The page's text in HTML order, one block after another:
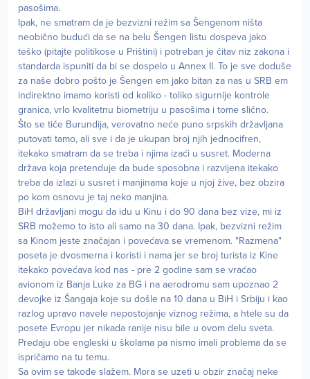
pasošima.
Ipak, ne smatram da je bezvizni režim sa Šengenom ništa
neobično budući da se na belu Šengen listu dospeva jako
teško (pitajte politikose u Prištini) i potreban je čitav niz zakona i
standarda ispuniti da bi se dospelo u Annex II. To je sve doduše
za naše dobro pošto je Šengen em jako bitan za nas u SRB em
indirektno imamo koristi od koliko - toliko sigurnije kontrole
granica, vrlo kvalitetnu biometriju u pasošima i tome slično.
Što se tiče Burundija, verovatno neće puno srpskih državljana
putovati tamo, ali sve i da je ukupan broj njih jednocifren,
itekako smatram da se treba i njima izaći u susret. Moderna
država koja pretenduje da bude sposobna i razvijena itekako
treba da izlazi u susret i manjinama koje u njoj žive, bez obzira
po kom osnovu je taj neko manjina.
BiH državljani mogu da idu u Kinu i do 90 dana bez vize, mi iz
SRB možemo to isto ali samo na 30 dana. Ipak, bezvizni režim
sa Kinom jeste značajan i povećava se vremenom. "Razmena"
poseta je dvosmerna i koristi i nama jer se broj turista iz Kine
itekako povećava kod nas - pre 2 godine sam se vraćao
avionom iz Banja Luke za BG i na aerodromu sam upoznao 2
devojke iz Šangaja koje su došle na 10 dana u BiH i Srbiju i kao
razlog upravo navele nepostojanje viznog režima, a htele su da
posete Evropu jer nikada ranije nisu bile u ovom delu sveta.
Predaju obe engleski u školama pa nismo imali problema da se
ispričamo na tu temu.
Sa ovim se takođe slažem. Mora se uzeti u obzir značaj neke